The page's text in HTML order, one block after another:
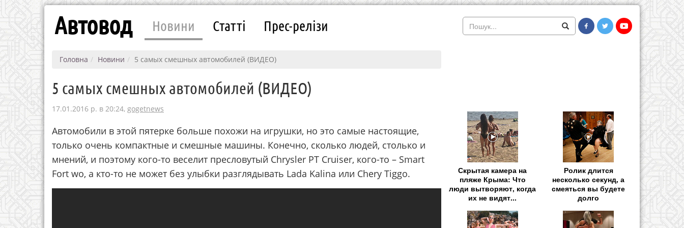
Автовод Новини Статті Прес-релізи
Головна Новини 5 самых смешных автомобилей (ВИДЕО)
5 самых смешных автомобилей (ВИДЕО)
17.01.2016 р. в 20:24, gogetnews
Автомобили в этой пятерке больше похожи на игрушки, но это самые настоящие,
только очень компактные и смешные машины. Конечно, сколько людей, столько и
мнений, и поэтому кого-то веселит пресловутый Сhrysler PT Cruiser, кого-то – Smart
Fort wo, а кто-то не может без улыбки разглядывать Lada Kalina или Chery Tiggo.
Скрытая камера на
пляже Крыма: Что
люди вытворяют, когда
их не видят...
Ролик длится
несколько секунд, а
смеяться вы будете
долго